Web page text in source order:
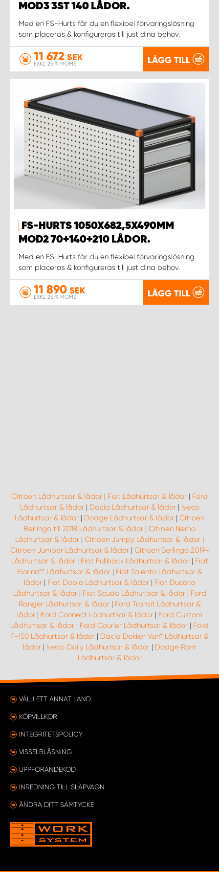
MOD3 3ST 140 LÅDOR.
Med en FS-Hurts får du en flexibel förvaringslösning
som placeras & konfigureras till just dina behov.
11 672 SEK
EXKL. 25 % MOMS LÄGG TILL
FS-HURTS 1050X682,5X490MM
MOD2 70+140+210 LÅDOR.
Med en FS-Hurts får du en flexibel förvaringslösning
som placeras & konfigureras till just dina behov.
11 890 SEK
EXKL. 25 % MOMS LÄGG TILL
Citroen Lådhurtsar & lådor | Fiat Lådhurtsar & lådor | Ford
Lådhurtsar & lådor| Dacia Lådhurtsar & lådor| Iveco
Lådhurtsar & lådor | Dodge Lådhurtsar & lådor | Citroen
Berlingo till 2018 Lådhurtsar & lådor| Citroen Nemo
Lådhurtsar & lådor | Citroen Jumpy Lådhurtsar & lådor |
Citroen Jumper Lådhurtsar & lådor| Citroen Berlingo 2019-
Lådhurtsar & lådor| Fiat Fullback Lådhurtsar & lådor| Fiat
Fiorino** Lådhurtsar & lådor| Fiat Talento Lådhurtsar &
lådor | Fiat Doblo Lådhurtsar & lådor | Fiat Ducato
Lådhurtsar & lådor| Fiat Scudo Lådhurtsar & lådor| Ford
Ranger Lådhurtsar & lådor| Ford Transit Lådhurtsar &
lådor| Ford Connect Lådhurtsar & lådor| Ford Custom
Lådhurtsar & lådor | Ford Courier Lådhurtsar & lådor | Ford
F-150 Lådhurtsar & lådor | Dacia Dokker Van* Lådhurtsar &
lådor| Iveco Daily Lådhurtsar & lådor| Dodge Ram
Lådhurtsar & lådor
VÄLJ ETT ANNAT LAND
KÖPVILLKOR
INTEGRITETSPOLICY
VISSELBLÅSNING
UPPFÖRANDEKOD
INREDNING TILL SLÄPVAGN
ÄNDRA DITT SAMTYCKE